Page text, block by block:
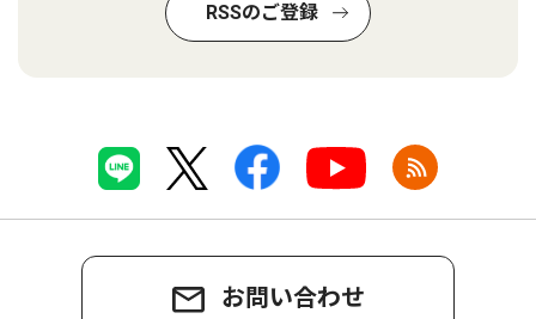
RSSのご登録
お問い合わせ